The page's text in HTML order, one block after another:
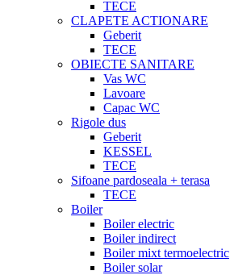
TECE
CLAPETE ACTIONARE
Geberit
TECE
OBIECTE SANITARE
Vas WC
Lavoare
Capac WC
Rigole dus
Geberit
KESSEL
TECE
Sifoane pardoseala + terasa
TECE
Boiler
Boiler electric
Boiler indirect
Boiler mixt termoelectric
Boiler solar